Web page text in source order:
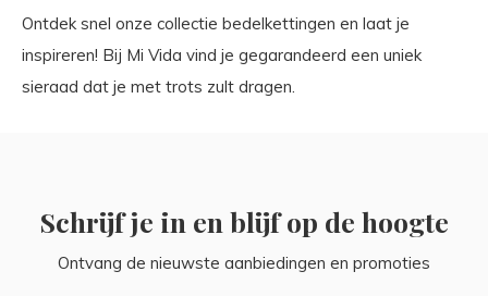
Ontdek snel onze collectie bedelkettingen en laat je
inspireren! Bij Mi Vida vind je gegarandeerd een uniek
sieraad dat je met trots zult dragen.
Schrijf je in en blijf op de hoogte
Ontvang de nieuwste aanbiedingen en promoties